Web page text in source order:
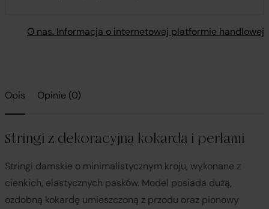
O nas. Informacja o internetowej platformie handlowej
Opis Opinie (0)
Stringi z dekoracyjną kokardą i perłami
Stringi damskie o minimalistycznym kroju, wykonane z
cienkich, elastycznych pasków. Model posiada dużą,
ozdobną kokardę umieszczoną z przodu oraz pionowy